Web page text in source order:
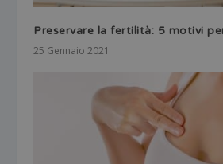
Preservare la fertilità: 5 motivi
25 Gennaio 2021